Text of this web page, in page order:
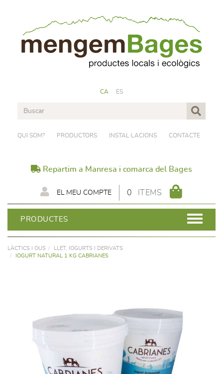
CA ES
QUI SOM? PRODUCTORS INSTAL·LACIONS CONTACTE
Repartim a Manresa i comarca del Bages
0 ITEMS
EL MEU COMPTE
PRODUCTES
LÀCTICS I OUS
LLET, IOGURTS I DERIVATS
IOGURT NATURAL 1 KG CABRIANES